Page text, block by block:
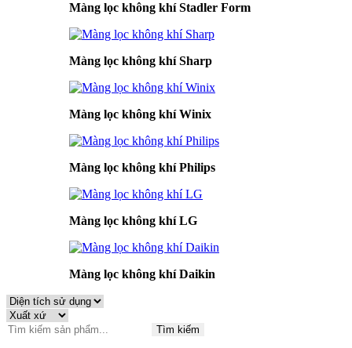
Màng lọc không khí Stadler Form
Màng lọc không khí Sharp
Màng lọc không khí Winix
Màng lọc không khí Philips
Màng lọc không khí LG
Màng lọc không khí Daikin
Tìm kiếm